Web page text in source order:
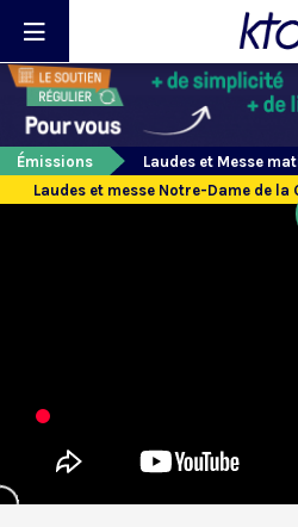
Émissions
Laudes et Messe
Laudes et messe Notre-Dame de